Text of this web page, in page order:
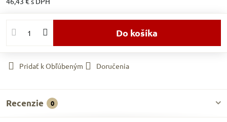
Do košíka
Pridať k Obľúbeným Doručenia
Recenzie 0